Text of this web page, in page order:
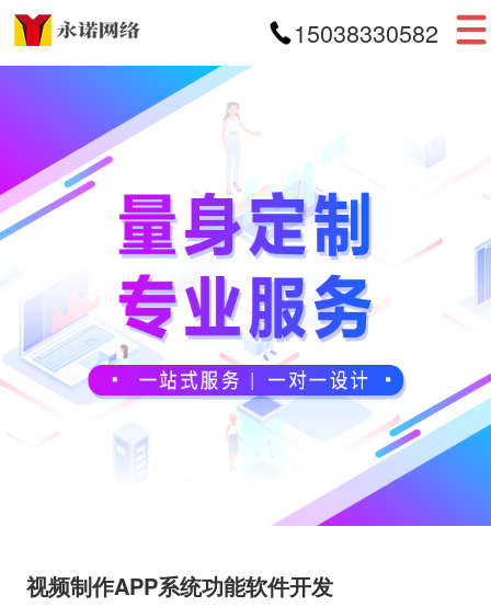
15038330582
首页
APP开发
小程序开发
案例展示
新闻资讯
关于我们
视频制作APP系统功能软件开发